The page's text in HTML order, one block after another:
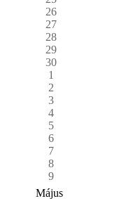
26
27
28
29
30
1
2
3
4
5
6
7
8
9
Május